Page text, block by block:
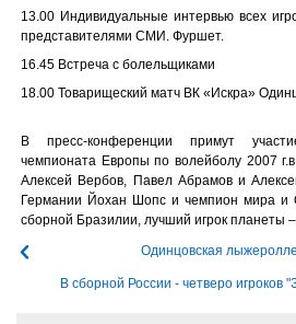
13.00 Индивидуальные интервью всех
представителями СМИ. Фуршет.
16.45 Встреча с болельщиками
18.00 Товарищеский матч ВК «Искра»
В пресс-конференции примут
чемпионата Европы по волейболу 2007
Алексей Вербов, Павел Абрамов и
Германии Йохан Шопс и чемпион мира и
сборной Бразилии, лучший игрок планеты
Одинцовская
В сборной России - четверо игроков